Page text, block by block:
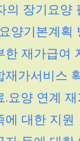
의 장기요양
양기본계획
한 재가급여
재가서비스
.요양 연계
에 대한 지원